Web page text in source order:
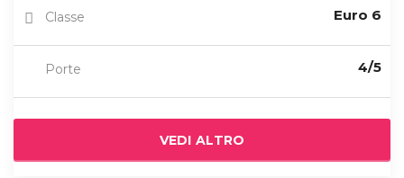
Classe Euro 6
Porte 4/5
VEDI ALTRO